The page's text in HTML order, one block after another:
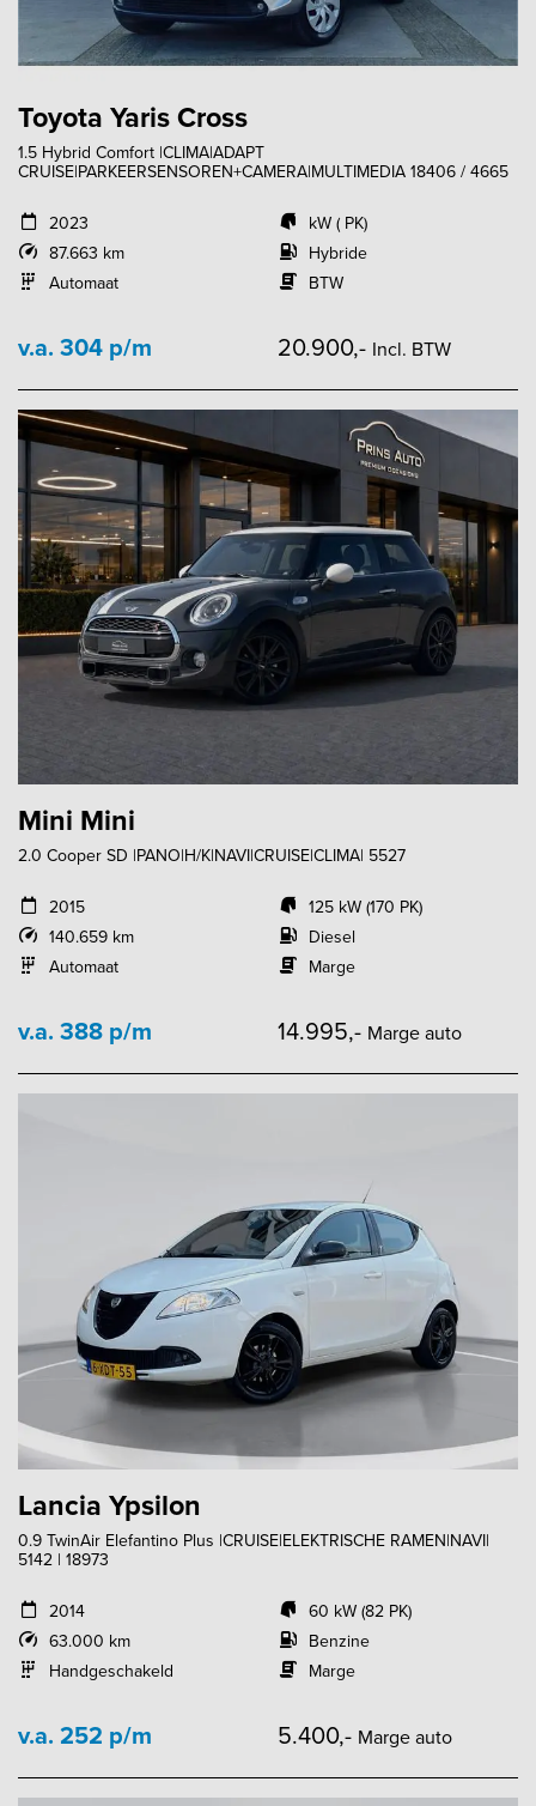
Toyota Yaris Cross
1.5 Hybrid Comfort |CLIMA|ADAPT
CRUISE|PARKEERSENSOREN+CAMERA|MULTIMEDIA 18406 / 4665
2023
87.663 km
Automaat
kW ( PK)
Hybride
BTW
v.a. 304 p/m 20.900,- Incl. BTW
Mini Mini
2.0 Cooper SD |PANO|H/K|NAVI|CRUISE|CLIMA| 5527
2015
140.659 km
Automaat
125 kW (170 PK)
Diesel
Marge
v.a. 388 p/m 14.995,- Marge auto
Lancia Ypsilon
0.9 TwinAir Elefantino Plus |CRUISE|ELEKTRISCHE RAMEN|NAVI|
5142 | 18973
2014
63.000 km
Handgeschakeld
60 kW (82 PK)
Benzine
Marge
v.a. 252 p/m 5.400,- Marge auto